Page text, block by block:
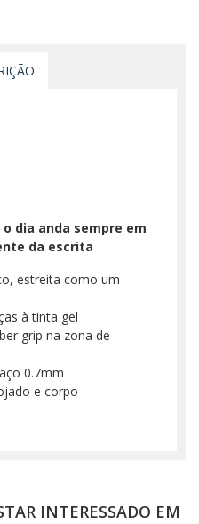
dia anda sempre em
da escrita
estreita como um
à tinta gel
grip na zona de
0.7mm
e corpo
INTERESSADO EM